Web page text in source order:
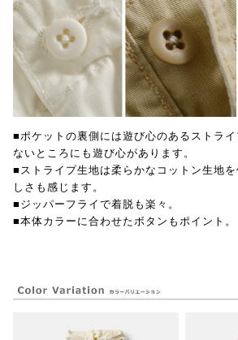
■ポケットの裏側には遊び心のあるストライ
ないところにも遊び心があります。
■ストライプ生地は柔らかなコットン生地
しさも感じます。
■ジッパーフライで着脱も楽々。
■本体カラーに合わせたボタンもポイント。